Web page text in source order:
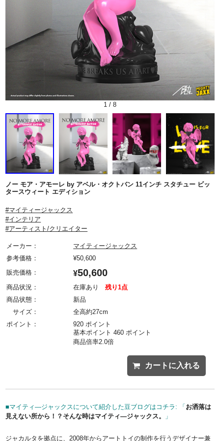
1 / 8
ノー モア・アモーレ by アベル・オクトバン 11インチ スタチュー ビッ
タースウィート エディション
#マイティージャックス
#インテリア
#アーティスト/クリエイター
メーカー：
マイティージャックス
参考価格：
¥50,600
販売価格：
¥50,600
商品状況： 在庫あり
残り1点
商品状態：
新品
サイズ：
全高約27cm
ポイント：
920 ポイント
基本ポイント 460 ポイント
商品倍率2.0倍
カートに入れる
■マイティ―ジャックスについて紹介した豆ブログはコチラ: 「 お洒落は
見えない所から！？そんな時はマイティ―ジャックス。
」
ジャカルタを拠点に、2008年からアートトイの制作を行うデザイナー兼